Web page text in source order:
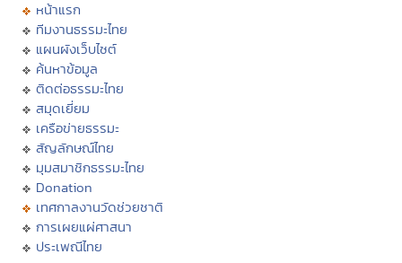
หน้าแรก
ทีมงานธรรมะไทย
แผนผังเว็บไซต์
ค้นหาข้อมูล
ติดต่อธรรมะไทย
สมุดเยี่ยม
เครือข่ายธรรมะ
สัญลักษณ์ไทย
มุมสมาชิกธรรมะไทย
Donation
เทศกาลงานวัดช่วยชาติ
การเผยแผ่ศาสนา
ประเพณีไทย